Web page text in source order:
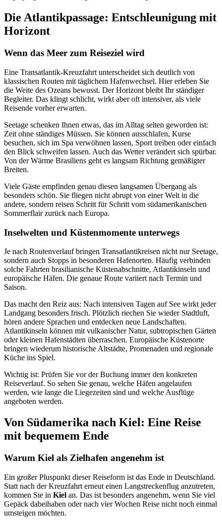
Die Atlantikpassage: Entschleunigung mit
Horizont
Wenn das Meer zum Reiseziel wird
Eine Transatlantik-Kreuzfahrt unterscheidet sich deutlich von
klassischen Routen mit täglichem Hafenwechsel. Hier erleben Sie
die Weite des Ozeans bewusst. Der Horizont bleibt Ihr ständiger
Begleiter. Das klingt schlicht, wirkt aber oft intensiver, als viele
Reisende vorher erwarten.
Seetage schenken Ihnen etwas, das im Alltag selten geworden ist:
Zeit ohne ständiges Müssen. Sie können ausschlafen, Kurse
besuchen, sich im Spa verwöhnen lassen, Sport treiben oder einfach
den Blick schweifen lassen. Auch das Wetter verändert sich spürbar.
Von der Wärme Brasiliens geht es langsam Richtung gemäßigter
Breiten.
Viele Gäste empfinden genau diesen langsamen Übergang als
besonders schön. Sie fliegen nicht abrupt von einer Welt in die
andere, sondern reisen Schritt für Schritt vom südamerikanischen
Sommerflair zurück nach Europa.
Inselwelten und Küstenmomente unterwegs
Je nach Routenverlauf bringen Transatlantikreisen nicht nur Seetage,
sondern auch Stopps in besonderen Hafenorten. Häufig verbinden
solche Fahrten brasilianische Küstenabschnitte, Atlantikinseln und
europäische Häfen. Die genaue Route variiert nach Termin und
Saison.
Das macht den Reiz aus: Nach intensiven Tagen auf See wirkt jeder
Landgang besonders frisch. Plötzlich riechen Sie wieder Stadtluft,
hören andere Sprachen und entdecken neue Landschaften.
Atlantikinseln können mit vulkanischer Natur, subtropischen Gärten
oder kleinen Hafenstädten überraschen. Europäische Küstenorte
bringen wiederum historische Altstädte, Promenaden und regionale
Küche ins Spiel.
Wichtig ist: Prüfen Sie vor der Buchung immer den konkreten
Reiseverlauf. So sehen Sie genau, welche Häfen angelaufen
werden, wie lange die Liegezeiten sind und welche Ausflüge
angeboten werden.
Von Südamerika nach Kiel: Eine Reise
mit bequemem Ende
Warum Kiel als Zielhafen angenehm ist
Ein großer Pluspunkt dieser Reiseform ist das Ende in Deutschland.
Statt nach der Kreuzfahrt erneut einen Langstreckenflug anzutreten,
kommen Sie in Kiel an. Das ist besonders angenehm, wenn Sie viel
Gepäck dabeihaben oder nach vier Wochen Reise nicht noch einmal
umsteigen möchten.